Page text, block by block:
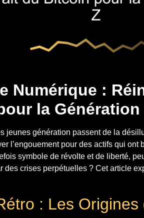
Numérique :
la Génération
jeunes génération passent de la
l’engouement pour des actifs qui ont
symbole de révolte et de liberté,
des crises perpétuelles ? Cet article
: Les Origines